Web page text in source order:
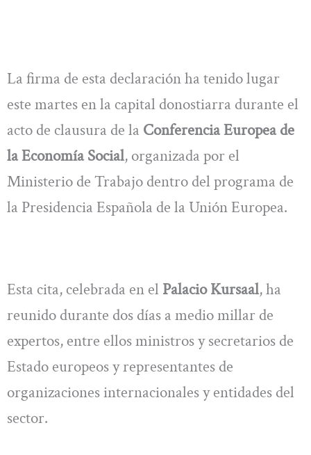
La firma de esta declaración ha tenido lugar
este martes en la capital donostiarra durante el
acto de clausura de la Conferencia Europea de
la Economía Social, organizada por el
Ministerio de Trabajo dentro del programa de
la Presidencia Española de la Unión Europea.
Esta cita, celebrada en el Palacio Kursaal, ha
reunido durante dos días a medio millar de
expertos, entre ellos ministros y secretarios de
Estado europeos y representantes de
organizaciones internacionales y entidades del
sector.